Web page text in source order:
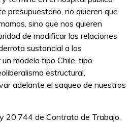
presupuestario, no quieren que
sino que nos quieren
de modificar las relaciones
sustancial a los
modelo tipo Chile, tipo
estructural,
adelante el saqueo de nuestros
20.744 de Contrato de Trabajo,